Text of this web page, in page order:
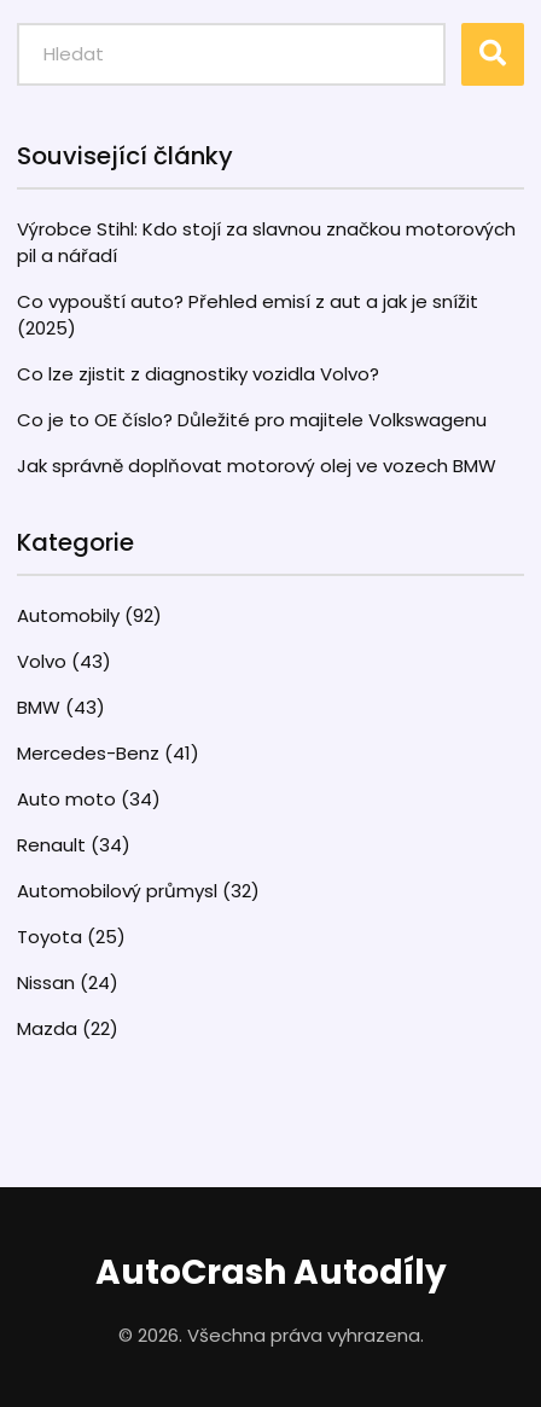
na opravy. Poznejte výhody tohoto programu a
zjistěte, zda je to ideální volba pro vás a vaše
BMW.
Související články
Výrobce Stihl: Kdo stojí za slavnou značkou motorových
pil a nářadí
Co vypouští auto? Přehled emisí z aut a jak je snížit
(2025)
Co lze zjistit z diagnostiky vozidla Volvo?
Co je to OE číslo? Důležité pro majitele Volkswagenu
Jak správně doplňovat motorový olej ve vozech BMW
Kategorie
Automobily (92)
Volvo (43)
BMW (43)
Mercedes-Benz (41)
Auto moto (34)
Renault (34)
Automobilový průmysl (32)
Toyota (25)
Nissan (24)
Mazda (22)
AutoCrash Autodíly
© 2026. Všechna práva vyhrazena.